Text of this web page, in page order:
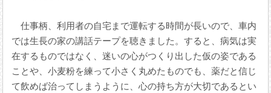
仕事柄、利用者の自宅まで運転する時間が長いので、車内
では生長の家の講話テープを聴きました。すると、病気は実
在するものではなく、迷いの心がつくり出した仮の姿である
ことや、小麦粉を練って小さく丸めたものでも、薬だと信じ
て飲めば治ってしまうように、心の持ち方が大切であるとい